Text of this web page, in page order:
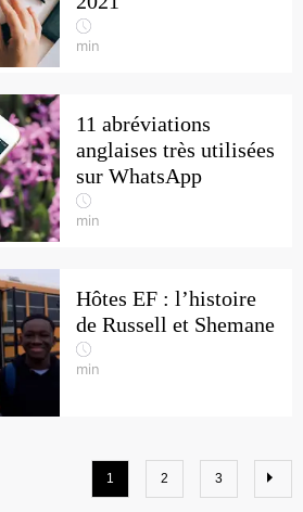
min
11 abréviations
anglaises très utilisées
sur WhatsApp
min
Hôtes EF : l’histoire
de Russell et Shemane
min
1 2 3